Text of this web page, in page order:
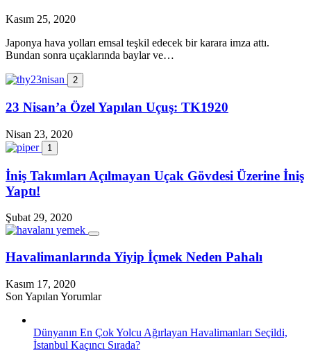
Kasım 25, 2020
Japonya hava yolları emsal teşkil edecek bir karara imza attı.
Bundan sonra uçaklarında baylar ve…
2
23 Nisan’a Özel Yapılan Uçuş: TK1920
Nisan 23, 2020
1
İniş Takımları Açılmayan Uçak Gövdesi Üzerine İniş
Yaptı!
Şubat 29, 2020
Havalimanlarında Yiyip İçmek Neden Pahalı
Kasım 17, 2020
Son Yapılan Yorumlar
Dünyanın En Çok Yolcu Ağırlayan Havalimanları Seçildi,
İstanbul Kaçıncı Sırada?